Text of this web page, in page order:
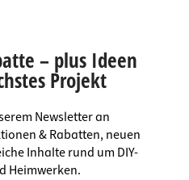
– plus Ideen
Projekt
Newsletter an
& Rabatten, neuen
Inhalte rund um DIY-
Heimwerken.